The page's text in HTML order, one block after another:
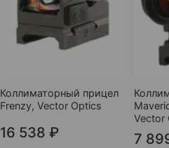
Коллиматорный прицел
Frenzy, Vector Optics
16 538 ₽
Vector
7